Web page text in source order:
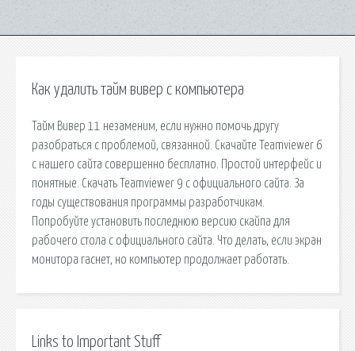
Как удалить тайм вивер с компьютера
Тайм Вивер 11 незаменим, если нужно помочь другу
разобраться с проблемой, связанной. Скачайте Teamviewer 6
с нашего сайта совершенно бесплатно. Простой интерфейс и
понятные. Скачать Teamviewer 9 с официального сайта. За
годы существования программы разработчикам.
Попробуйте установить последнюю версию скайпа для
рабочего стола с официального сайта. Что делать, если экран
монитора гаснет, но компьютер продолжает работать.
Links to Important Stuff